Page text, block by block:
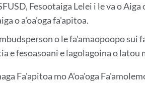
Fesootaiga Lelei i le va o Aiga
o a'oa'oga fa'apitoa.
o le fa'amaopoopo sui
e fesoasoani e lagolagoina o latou
Fa'apitoa mo A'oa'oga